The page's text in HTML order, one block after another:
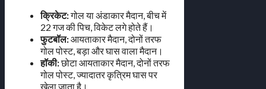
क्रिकेट:गोल या अंडाकार मैदान, बीच में
22 गज की पिच, विकेट लगे होते हैं।
फुटबॉल:आयताकार मैदान, दोनों तरफ
गोल पोस्ट, बड़ा और घास वाला मैदान।
हॉकी:छोटा आयताकार मैदान, दोनों तरफ
गोल पोस्ट, ज्यादातर कृत्रिम घास पर
खेला जाता है।